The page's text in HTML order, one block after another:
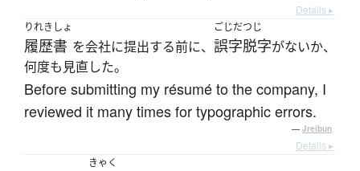
Details ▸
りれきしょ
履歴書 を会社に提出する前に、
ごじだつじ
誤字脱字がないか、
何度も見直した。
Before submitting my résumé to the company, I
reviewed it many times for typographic errors.
— Jreibun
Details ▸
きゃく